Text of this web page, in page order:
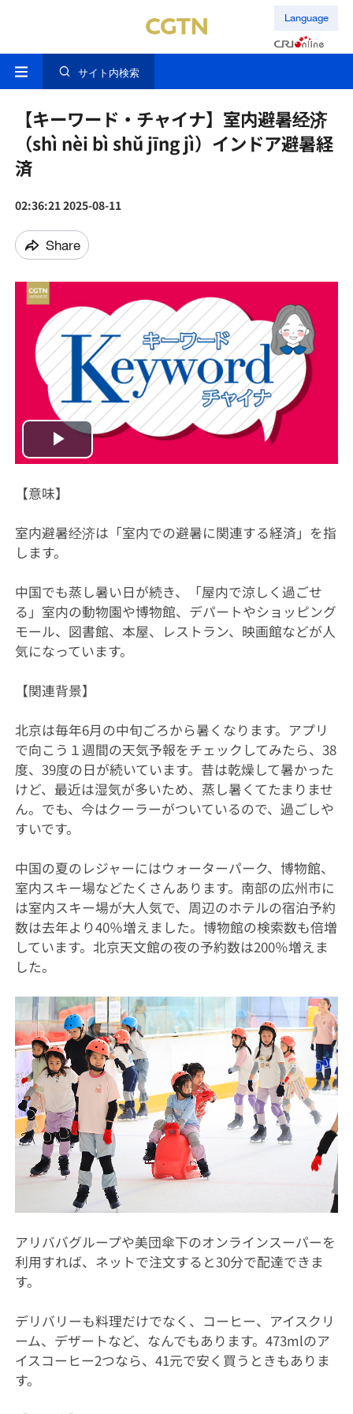
Language
サイト内検索
【キーワード・チャイナ】室内避暑经济
（shì nèi‌ bì shǔ jīng jì）インドア避暑経
済
02:36:21 2025-08-11
Share
Play
Video
【意味】
室内避暑经济は「室内での避暑に関連する経済」を指
します。
中国でも蒸し暑い日が続き、「屋内で涼しく過ごせ
る」室内の動物園や博物館、デパートやショッピング
モール、図書館、本屋、レストラン、映画館などが人
気になっています。
【関連背景】
北京は毎年6月の中旬ごろから暑くなります。アプリ
で向こう１週間の天気予報をチェックしてみたら、38
度、39度の日が続いています。昔は乾燥して暑かった
けど、最近は湿気が多いため、蒸し暑くてたまりませ
ん。でも、今はクーラーがついているので、過ごしや
すいです。
中国の夏のレジャーにはウォーターパーク、博物館、
室内スキー場などたくさんあります。南部の広州市に
は室内スキー場が大人気で、周辺のホテルの宿泊予約
数は去年より40％増えました。博物館の検索数も倍増
しています。北京天文館の夜の予約数は200％増えま
した。
アリババグループや美団傘下のオンラインスーパーを
利用すれば、ネットで注文すると30分で配達できま
す。
デリバリーも料理だけでなく、コーヒー、アイスクリ
ーム、デザートなど、なんでもあります。473mlのア
イスコーヒー2つなら、41元で安く買うときもありま
す。